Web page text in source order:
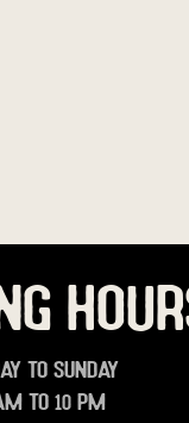
to Sunday
to 10 pm